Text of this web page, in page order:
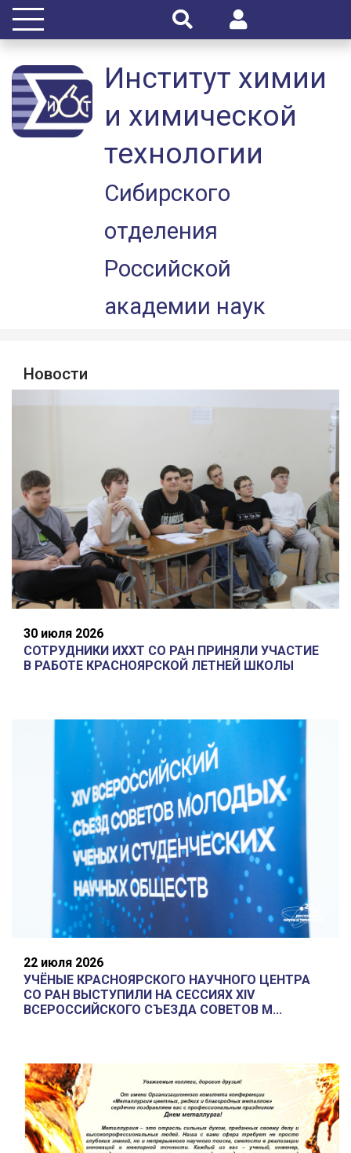
Институт химии
и химической
технологии
Сибирского
отделения
Российской
академии наук
Новости
30 июля 2026
СОТРУДНИКИ ИХХТ СО РАН ПРИНЯЛИ УЧАСТИЕ
В РАБОТЕ КРАСНОЯРСКОЙ ЛЕТНЕЙ ШКОЛЫ
22 июля 2026
УЧЁНЫЕ КРАСНОЯРСКОГО НАУЧНОГО ЦЕНТРА
СО РАН ВЫСТУПИЛИ НА СЕССИЯХ XIV
ВСЕРОССИЙСКОГО СЪЕЗДА СОВЕТОВ М...